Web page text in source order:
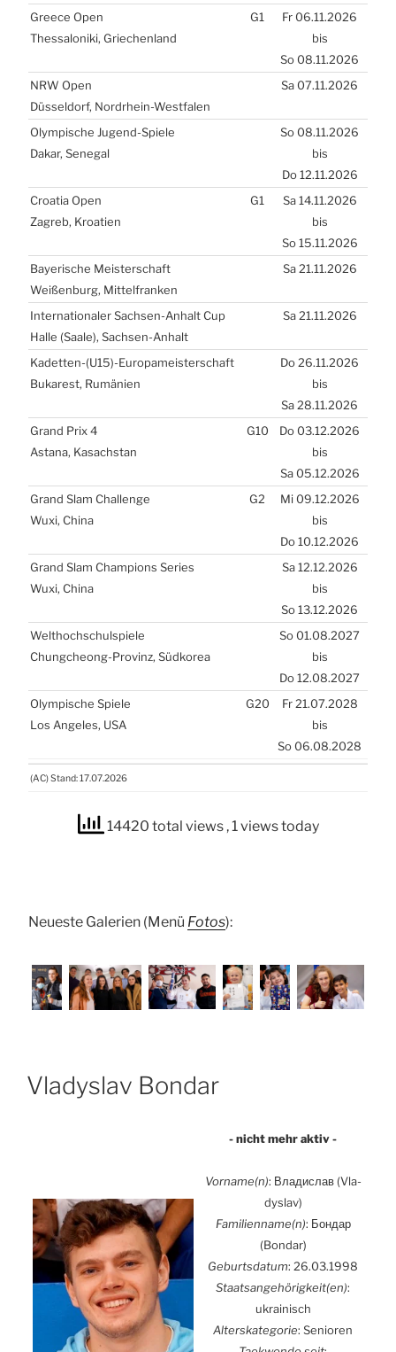
(AC) Stand: 17.07.2026
Greece Open
Thes­sa­lo­ni­ki, Grie­chen­land
G1
Fr 06.11.2026
bis
So 08.11.2026
NRW Open
Düs­sel­dorf, Nord­rhein-West­fa­len
Sa 07.11.2026
Olym­pi­sche Jugend-Spie­le
Dakar, Sene­gal
So 08.11.2026
bis
Do 12.11.2026
Croa­tia Open
Zagreb, Kroa­ti­en
G1
Sa 14.11.2026
bis
So 15.11.2026
Baye­ri­sche Meis­ter­schaft
Wei­ßen­burg, Mit­tel­fran­ken
Sa 21.11.2026
Inter­na­tio­na­ler Sach­sen-Anhalt Cup
Hal­le (Saa­le), Sach­sen-Anhalt
Sa 21.11.2026
Kadetten-(U15)-Europameisterschaft
Buka­rest, Rumä­ni­en
Do 26.11.2026
bis
Sa 28.11.2026
Grand Prix 4
Asta­na, Kasach­stan
G10
Do 03.12.2026
bis
Sa 05.12.2026
Grand Slam Chal­len­ge
Wuxi, Chi­na
G2
Mi 09.12.2026
bis
Do 10.12.2026
Grand Slam Cham­pions Seri­es
Wuxi, Chi­na
Sa 12.12.2026
bis
So 13.12.2026
Welt­hoch­schul­spie­le
Chungche­ong-Pro­vinz, Süd­ko­rea
So 01.08.2027
bis
Do 12.08.2027
Olym­pi­sche Spie­le
Los Ange­les, USA
G20
Fr 21.07.2028
bis
So 06.08.2028
(AC) Stand: 17.07.2026
14420 total views , 1 views today
Neu­es­te Gale­rien (Menü Fotos):
Vla­dys­lav Bondar
- nicht mehr aktiv -
Vorname(n): Владислав (Vla­
dys­lav)
Familienname(n): Бондар
(Bondar)
Geburts­da­tum: 26.03.1998
Staatsangehörigkeit(en):
ukrai­nisch
Alters­ka­te­go­rie: Senio­ren